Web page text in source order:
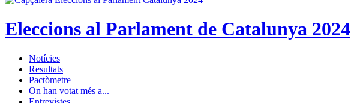
Eleccions al Parlament de Catalunya 2024
Notícies
Resultats
Pactòmetre
On han votat més a...